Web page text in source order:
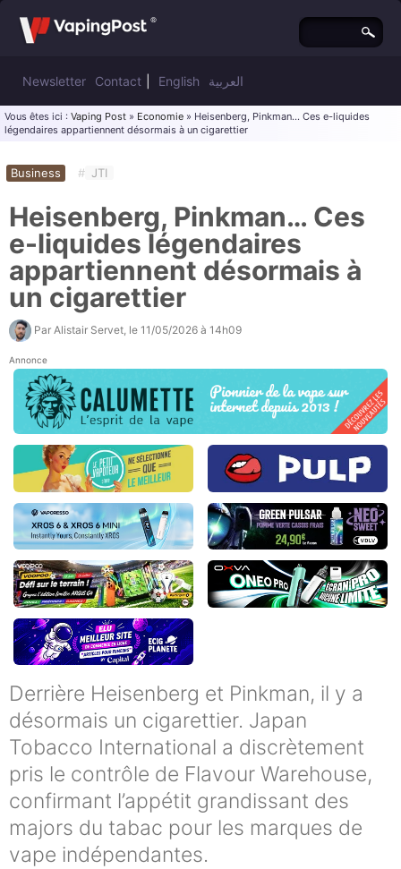
Newsletter Contact English العربية
Vous êtes ici : Vaping Post » Economie » Heisenberg, Pinkman… Ces e-liquides
légendaires appartiennent désormais à un cigarettier
Business # JTI
Heisenberg, Pinkman… Ces
e-liquides légendaires
appartiennent désormais à
un cigarettier
Par Alistair Servet , le 11/05/2026 à 14h09
Annonce
Derrière Heisenberg et Pinkman, il y a
désormais un cigarettier. Japan
Tobacco International a discrètement
pris le contrôle de Flavour Warehouse,
confirmant l’appétit grandissant des
majors du tabac pour les marques de
vape indépendantes.